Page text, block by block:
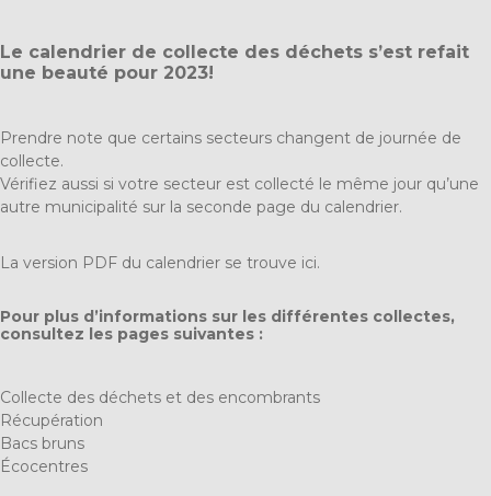
Le calendrier de collecte des déchets s’est refait
une beauté pour 2023!
Prendre note que certains secteurs changent de journée de
collecte.
Vérifiez aussi si votre secteur est collecté le même jour qu’une
autre municipalité sur la seconde page du calendrier.
La version PDF du calendrier se trouve ici.
Pour plus d’informations sur les différentes collectes,
consultez les pages suivantes :
Collecte des déchets et des encombrants
Récupération
Bacs bruns
Écocentres